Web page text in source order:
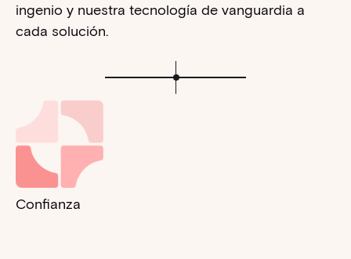
ingenio y nuestra tecnología de vanguardia a
cada solución.
Confianza